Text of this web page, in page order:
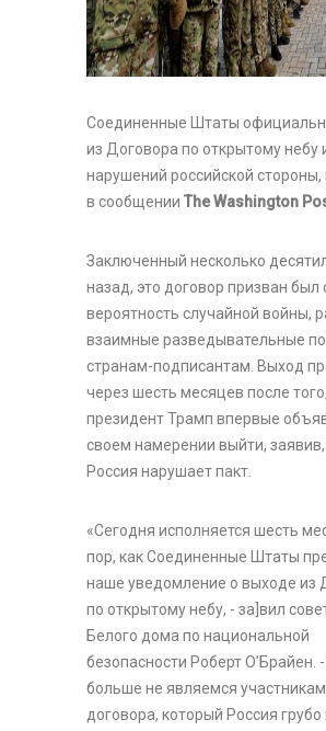
Соединенные Штаты
из Договора по открытому небу
нарушений российской стороны,
в сообщении The Washington
Заключенный несколько
назад, это договор призван был
вероятность случайной войны,
взаимные разведывательные
странам-подписантам. Выход
через шесть месяцев после
президент Трамп впервые
своем намерении выйти, заявив,
Россия нарушает пакт.
«Сегодня исполняется шесть
пор, как Соединенные Штаты
наше уведомление о выходе из
по открытому небу, - за]вил
Белого дома по национальной
безопасности Роберт О’Брайен.
больше не являемся
договора, который Россия